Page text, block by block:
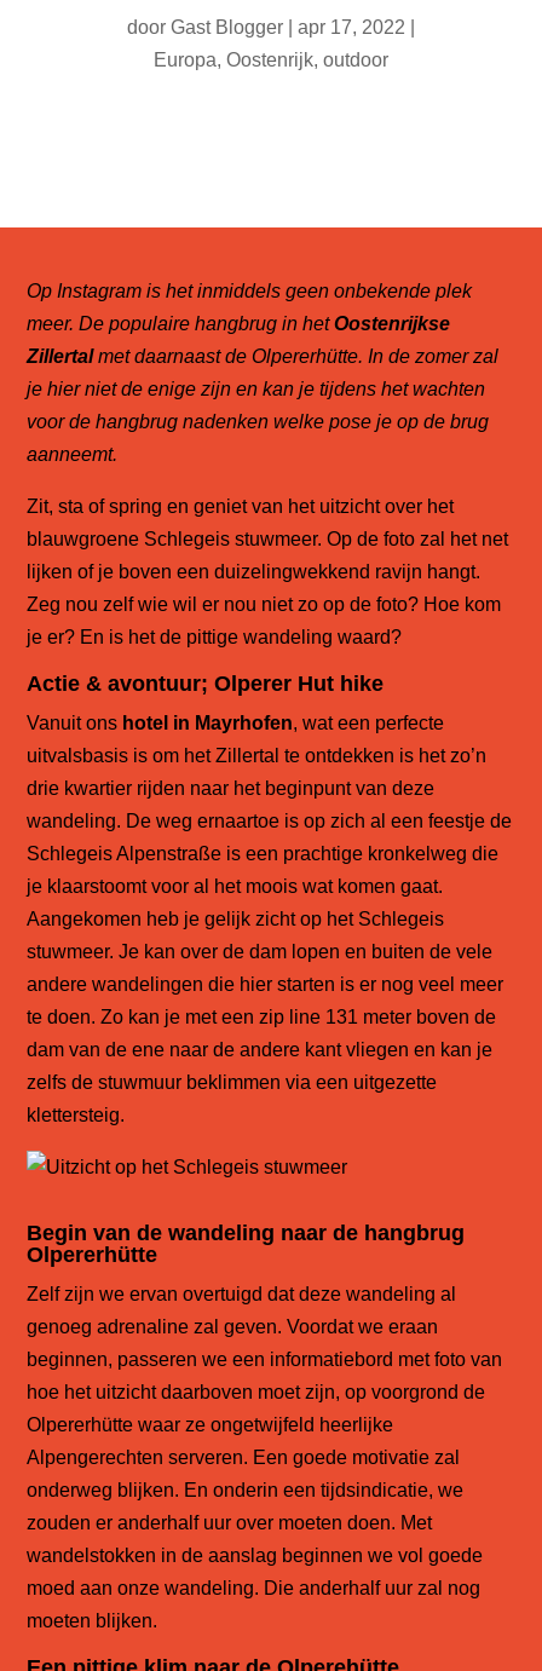
door Gast Blogger apr 17, 2022
Europa, Oostenrijk, outdoor
Op Instagram is het inmiddels geen onbekende plek
meer. De populaire hangbrug in hetOostenrijkse
Zillertalmet daarnaast de Olpererhütte. In de zomer zal
je hier niet de enige zijn en kan je tijdens het wachten
voor de hangbrug nadenken welke pose je op de brug
aanneemt.
Zit, sta of spring en geniet van het uitzicht over het
blauwgroene Schlegeis stuwmeer. Op de foto zal het net
lijken of je boven een duizelingwekkend ravijn hangt.
Zeg nou zelf wie wil er nou niet zo op de foto? Hoe kom
je er? En is het de pittige wandeling waard?
Actie & avontuur; Olperer Hut hike
Vanuit ons hotel in Mayrhofen, wat een perfecte
uitvalsbasis is om het Zillertal te ontdekken is het zo’n
drie kwartier rijden naar het beginpunt van deze
wandeling. De weg ernaartoe is op zich al een feestje de
Schlegeis Alpenstraße is een prachtige kronkelweg die
je klaarstoomt voor al het moois wat komen gaat.
Aangekomen heb je gelijk zicht op het Schlegeis
stuwmeer. Je kan over de dam lopen en buiten de vele
andere wandelingen die hier starten is er nog veel meer
te doen. Zo kan je met een zip line 131 meter boven de
dam van de ene naar de andere kant vliegen en kan je
zelfs de stuwmuur beklimmen via een uitgezette
klettersteig.
Begin van de wandeling naar de hangbrug
Olpererhütte
Zelf zijn we ervan overtuigd dat deze wandeling al
genoeg adrenaline zal geven. Voordat we eraan
beginnen, passeren we een informatiebord met foto van
hoe het uitzicht daarboven moet zijn, op voorgrond de
Olpererhütte waar ze ongetwijfeld heerlijke
Alpengerechten serveren. Een goede motivatie zal
onderweg blijken. En onderin een tijdsindicatie, we
zouden er anderhalf uur over moeten doen. Met
wandelstokken in de aanslag beginnen we vol goede
moed aan onze wandeling. Die anderhalf uur zal nog
moeten blijken.